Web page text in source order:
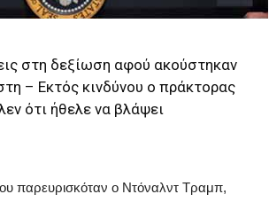
στη δεξίωση αφού ακούστηκαν
– Εκτός κινδύνου ο πράκτορας
ότι ήθελε να βλάψει
παρευρισκόταν ο Ντόναλντ Τραμπ,